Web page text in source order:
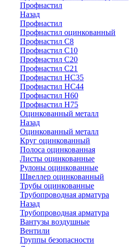
Профнастил
Назад
Профнастил
Профнастил оцинкованный
Профнастил С8
Профнастил С10
Профнастил С20
Профнастил С21
Профнастил НС35
Профнастил НС44
Профнастил Н60
Профнастил Н75
Оцинкованный металл
Назад
Оцинкованный металл
Круг оцинкованный
Полоса оцинкованная
Листы оцинкованные
Рулоны оцинкованные
Швеллер оцинкованный
Трубы оцинкованные
Трубопроводная арматура
Назад
Трубопроводная арматура
Вантузы воздушные
Вентили
Группы безопасности